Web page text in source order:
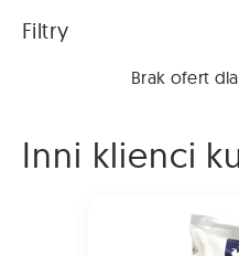
Filtry
Brak ofert
Inni klienci